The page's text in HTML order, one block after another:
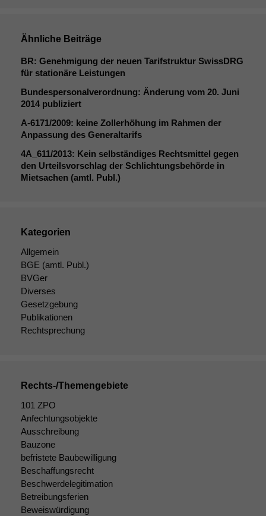
Ähnliche Beiträge
BR: Genehmigung der neuen Tarifstruktur SwissDRG
für stationäre Leistungen
Bundespersonalverordnung: Änderung vom 20. Juni
2014 publiziert
A‑6171/2009: keine Zollerhöhung im Rahmen der
Anpassung des Generaltarifs
4A_611/2013: Kein selbständiges Rechtsmittel gegen
den Urteilsvorschlag der Schlichtungsbehörde in
Mietsachen (amtl. Publ.)
Kategorien
Allgemein
BGE (amtl. Publ.)
BVGer
Diverses
Gesetzgebung
Publikationen
Rechtsprechung
Rechts-/Themengebiete
101 ZPO
Anfechtungsobjekte
Ausschreibung
Bauzone
befristete Baubewilligung
Beschaffungsrecht
Beschwerdelegitimation
Betreibungsferien
Beweiswürdigung